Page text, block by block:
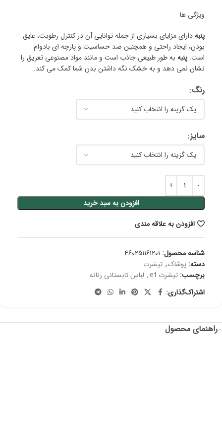
ویژگی ها
پنبهدارای مزایای بسیاری از جمله توانایی آن در کنترل رطوبت، عایق
بودن، ایجاد راحتی و همچنین ضد حساسیت و پارچه ای بادوام
است. پنبه به طور طبیعی جاذب است و مانند مواد مصنوعی تعریق را
نشان نمی دهد و به خشک نگه داشتن بدن شما کمک می کند.
رنگ
سایز
افزودن به سبد خرید
افزودن به علاقه مندی
شناسه محصول: 460251161201
دسته: پوشاک, تیشرت
برچسب: تیشرت et , لباس تابستانی زنانه
اشتراک‌گذاری:
راهنمای محصول